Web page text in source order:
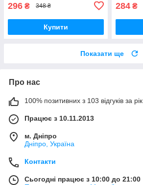
296 ₴ 348 ₴
Купити
284 ₴
Показати ще
Про нас
100% позитивних з 103 відгуків за рік
Працює з 10.11.2013
м. Дніпро
Дніпро, Україна
Контакти
Сьогодні працює з 10:00 до 21:00